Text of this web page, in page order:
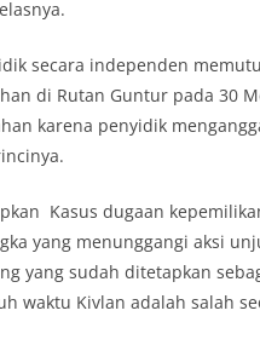
secara independen
di Rutan Guntur pada 30
karena penyidik
Kasus dugaan
yang menunggangi aksi
yang sudah ditetapkan
waktu Kivlan adalah salah